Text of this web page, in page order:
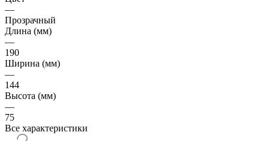
—
Прозрачный
Длина (мм)
—
190
Ширина (мм)
—
144
Высота (мм)
—
75
Все характеристики